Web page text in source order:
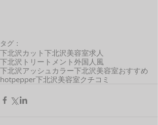
タグ：
下北沢カット 下北沢美容室求人
下北沢トリートメント 外国人風
下北沢アッシュカラー下北沢美容室おすすめ
hotpepper下北沢美容室クチコミ